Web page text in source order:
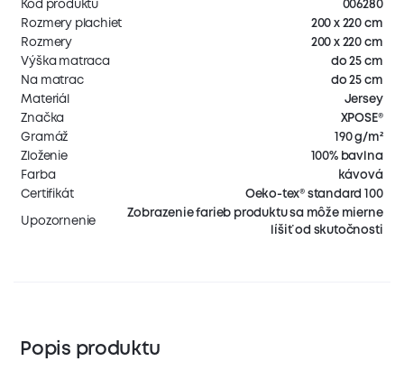
Kód produktu
006280
Rozmery plachiet
200 x 220 cm
Rozmery
200 x 220 cm
Výška matraca
do 25 cm
Na matrac
do 25 cm
Materiál
Jersey
Značka
XPOSE®
Gramáž
190 g/m²
Zloženie
100% bavlna
Farba
kávová
Certifikát
Oeko-tex® standard 100
Upozornenie
Zobrazenie farieb produktu sa môže mierne
líšiť od skutočnosti
Popis produktu